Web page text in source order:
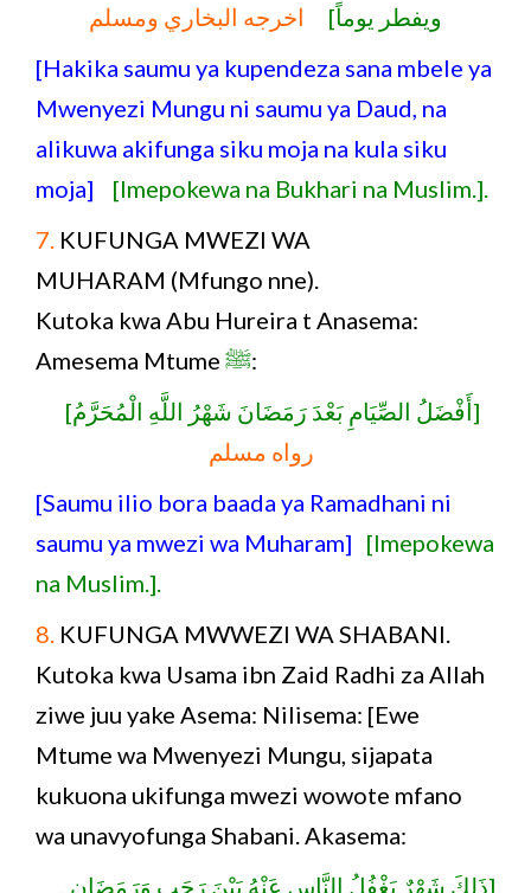
ويفطر يوماً]
اخرجه البخاري ومسلم
[Hakika saumu ya kupendeza sana mbele ya
Mwenyezi Mungu ni saumu ya Daud, na
alikuwa akifunga siku moja na kula siku
moja] [Imepokewa na Bukhari na Muslim.].
7. KUFUNGA MWEZI WA
MUHARAM (Mfungo nne).
Kutoka kwa Abu Hureira t Anasema:
Amesema Mtume ﷺ:
[أَفْضَلُ الصِّيَامِ بَعْدَ رَمَضَانَ شَهْرُ اللَّهِ الْمُحَرَّمُ]
رواه مسلم
[Saumu ilio bora baada ya Ramadhani ni
saumu ya mwezi wa Muharam] [Imepokewa
na Muslim.].
8. KUFUNGA MWWEZI WA SHABANI.
Kutoka kwa Usama ibn Zaid Radhi za Allah
ziwe juu yake Asema: Nilisema: [Ewe
Mtume wa Mwenyezi Mungu, sijapata
kukuona ukifunga mwezi wowote mfano
wa unavyofunga Shabani. Akasema:
[ذَلِكَ شَهْرٌ يَغْفُلُ النَّاس عَنْهُ بَيْنَ رَجَبٍ وَرَمَضَان ,